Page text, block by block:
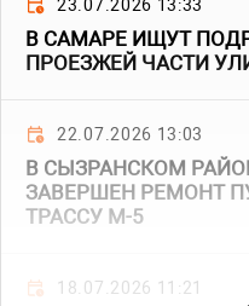
23.07.2026 13:33
В САМАРЕ ИЩУТ
ПРОЕЗЖЕЙ ЧАСТИ
22.07.2026 13:03
В СЫЗРАНСКОМ
ЗАВЕРШЕН РЕМОНТ
ТРАССУ М-5
18.07.2026 11:21